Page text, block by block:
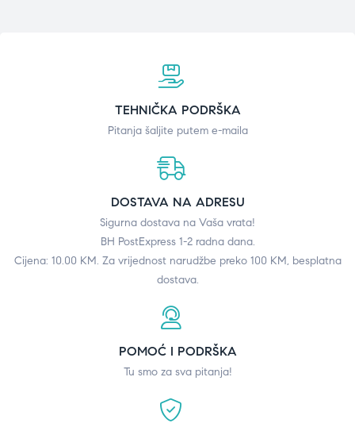
TEHNIČKA PODRŠKA
Pitanja šaljite putem e-maila
DOSTAVA NA ADRESU
Sigurna dostava na Vaša vrata!
BH PostExpress 1-2 radna dana.
Cijena: 10.00 KM. Za vrijednost narudžbe preko 100 KM, besplatna
dostava.
POMOĆ I PODRŠKA
Tu smo za sva pitanja!